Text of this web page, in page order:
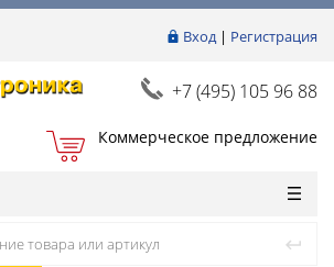
Вход| Регистрация
+7 (495) 105 96 88
Коммерческое предложение